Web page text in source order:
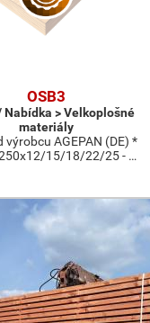
OSB3
Nabídka > Velkoplošné
materiály
výrobcu AGEPAN (DE) *
15/18/22/25 - …